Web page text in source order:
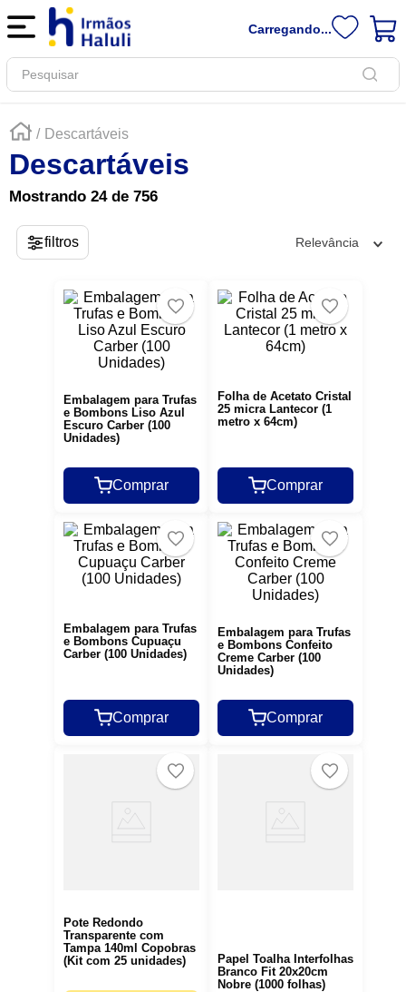
Carregando...
Pesquisar
Descartáveis
Descartáveis
Mostrando 24 de 756
Relevância
Embalagem para Trufas
e Bombons Liso Azul
Escuro Carber (100
Unidades)
Comprar
Folha de Acetato Cristal
25 micra Lantecor (1
metro x 64cm)
Comprar
Embalagem para Trufas
e Bombons Cupuaçu
Carber (100 Unidades)
Comprar
Embalagem para Trufas
e Bombons Confeito
Creme Carber (100
Unidades)
Comprar
Pote Redondo
Transparente com
Tampa 140ml Copobras
(Kit com 25 unidades)
Papel Toalha Interfolhas
Branco Fit 20x20cm
Nobre (1000 folhas)